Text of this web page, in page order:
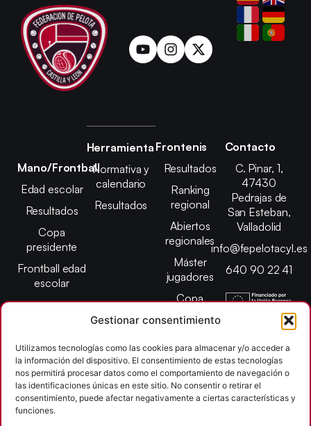
Gestionar consentimiento
Utilizamos tecnologías como las cookies para almacenar y/o acceder a
la información del dispositivo. El consentimiento de estas tecnologías
nos permitirá procesar datos como el comportamiento de navegación o
las identificaciones únicas en este sitio. No consentir o retirar el
consentimiento, puede afectar negativamente a ciertas características y
funciones.
Mano/Frontball
Edad escolar
Resultados
Copa
presidente
Frontball edad
escolar
Herramienta
Normativa y
calendario
Resultados
Frontenis
Resultados
Ranking
regional
Abiertos
regionales
Máster
jugadores
Copa
presidente
escolar
Campeonato
provincial
León
Contacto
C. Pinar, 1,
47430
Pedrajas de
San Esteban,
Valladolid
info@fepelotacyl.es
640 90 22 41